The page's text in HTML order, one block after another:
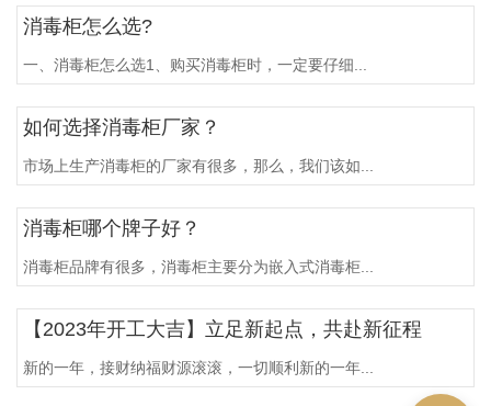
消毒柜怎么选?
一、消毒柜怎么选1、购买消毒柜时，一定要仔细...
如何选择消毒柜厂家？
市场上生产消毒柜的厂家有很多，那么，我们该如...
消毒柜哪个牌子好？
消毒柜品牌有很多，消毒柜主要分为嵌入式消毒柜...
【2023年开工大吉】立足新起点，共赴新征程
新的一年，接财纳福财源滚滚，一切顺利新的一年...